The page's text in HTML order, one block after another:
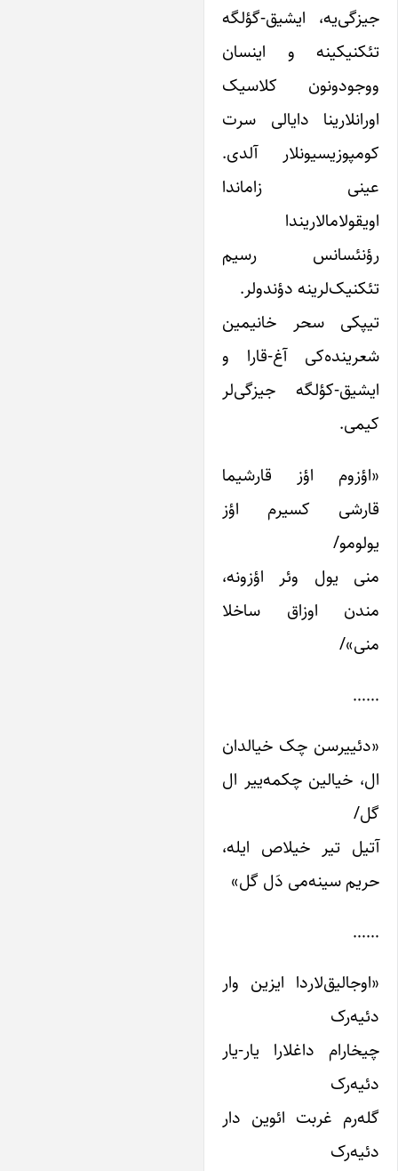
ایشیق-گؤلگه
و اینسان
کلاسیک
دایالی سرت
آلدی.
زاماندا
رسیم
دؤندولر.
سحر خانیمین
آغ-قارا و
کؤلگه جیزگی‌لر
اؤز قارشیما
کسیرم اؤز
یول وئر اؤزونه،
اوزاق ساخلا
چک خیالدان
خیالین چکمه‌ییر ال
تیر خیلاص ایله،
سینه‌می دَل گل»
ایزین وار
داغلارا یار-یار
غربت ائوین دار